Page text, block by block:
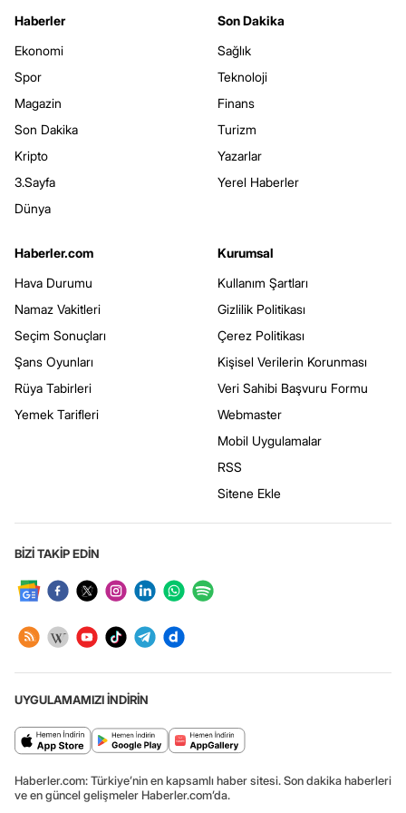
Haberler
Ekonomi
Spor
Magazin
Son Dakika
Kripto
3.Sayfa
Dünya
Son Dakika
Sağlık
Teknoloji
Finans
Turizm
Yazarlar
Yerel Haberler
Haberler.com
Hava Durumu
Namaz Vakitleri
Seçim Sonuçları
Şans Oyunları
Rüya Tabirleri
Yemek Tarifleri
Kurumsal
Kullanım Şartları
Gizlilik Politikası
Çerez Politikası
Kişisel Verilerin Korunması
Veri Sahibi Başvuru Formu
Webmaster
Mobil Uygulamalar
RSS
Sitene Ekle
BİZİ TAKİP EDİN
UYGULAMAMIZI İNDİRİN
Haberler.com: Türkiye’nin en kapsamlı haber sitesi. Son dakika haberleri
ve en güncel gelişmeler Haberler.com’da.